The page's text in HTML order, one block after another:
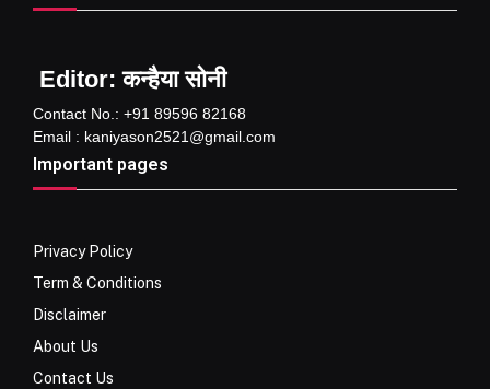
Editor: कन्हैया सोनी
Contact No.: +91 89596 82168
Email : kaniyason2521@gmail.com
Important pages
Privacy Policy
Term & Conditions
Disclaimer
About Us
Contact Us